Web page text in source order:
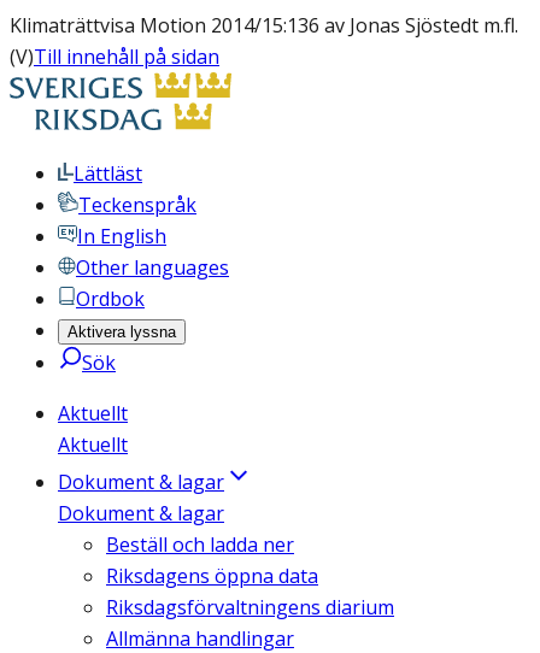
Klimaträttvisa Motion 2014/15:136 av Jonas Sjöstedt m.fl.
(V)Till innehåll på sidan
Lättläst
Teckenspråk
In English
Other languages
Ordbok
Aktivera lyssna
Sök
Aktuellt
Aktuellt
Dokument & lagar
Dokument & lagar
Beställ och ladda ner
Riksdagens öppna data
Riksdagsförvaltningens diarium
Allmänna handlingar